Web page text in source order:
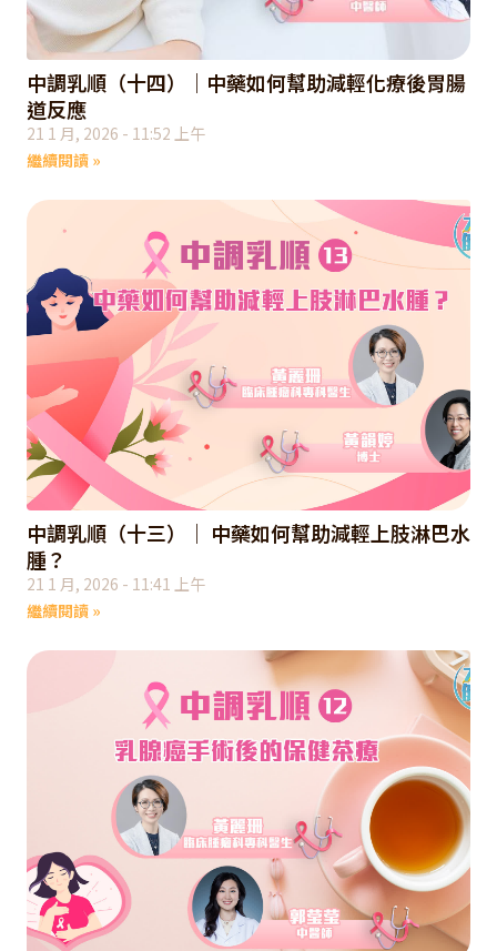
中調乳順（十四）｜中藥如何幫助減輕化療後胃腸
道反應
21 1 月, 2026
11:52 上午
繼續閱讀 »
中調乳順（十三）｜ 中藥如何幫助減輕上肢淋巴水
腫？
21 1 月, 2026
11:41 上午
繼續閱讀 »